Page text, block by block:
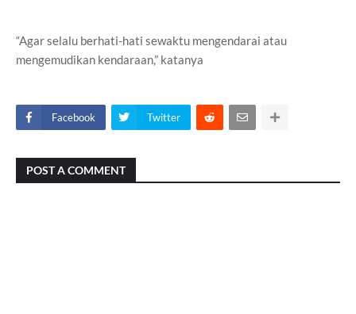
“Agar selalu berhati-hati sewaktu mengendarai atau
mengemudikan kendaraan,” katanya
Facebook Twitter
POST A COMMENT